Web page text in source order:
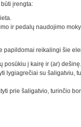
įrengta:
ir pedalų naudojimo
papildomai reikalingi šie
posūkiu į kairę ir (ar) dešinę.
lygiagrečiai su šaligatviu,
prie šaligatvio, turinčio